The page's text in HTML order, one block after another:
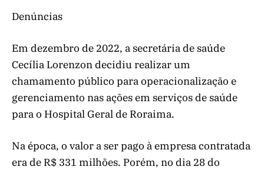
Denúncias
Em dezembro de 2022, a secretária de saúde
Cecília Lorenzon decidiu realizar um
chamamento público para operacionalização e
gerenciamento nas ações em serviços de saúde
para o Hospital Geral de Roraima.
Na época, o valor a ser pago à empresa contratada
era de R$ 331 milhões. Porém, no dia 28 do